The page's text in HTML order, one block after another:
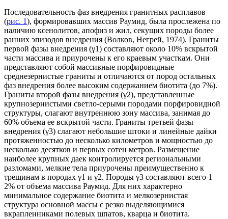
Последовательность фаз внедрения гранитных расплавов
(рис. 1), формировавших массив Раумид, была прослежена по
наличию ксенолитов, апофиз и жил, секущих породы более
ранних эпизодов внедрения (Волков, Негрей, 1974). Граниты
первой фазы внедрения (γ1) составляют около 10% вскрытой
части массива и приурочены к его краевым участкам. Они
представляют собой массивные порфировидные
среднезернистые граниты и отличаются от пород остальных
фаз внедрения более высоким содержанием биотита (до 7%).
Граниты второй фазы внедрения (γ2), представленные
крупнозернистыми светло-серыми породами порфировидной
структуры, слагают внутреннюю зону массива, занимая до
60% объема ее вскрытой части. Граниты третьей фазы
внедрения (γ3) слагают небольшие штоки и линейные дайки
протяженностью до несколько километров и мощностью до
несколько десятков и первых сотен метров. Размещение
наиболее крупных даек контролируется региональными
разломами, мелкие тела приурочены преимущественно к
трещинам в породах γ1 и γ2. Породы γ3 составляют всего 1–
2% от объема массива Раумид. Для них характерно
минимальное содержание биотита и мелкозернистая
структура основной массы с резко выделяющимися
вкрапленниками полевых шпатов, кварца и биотита.